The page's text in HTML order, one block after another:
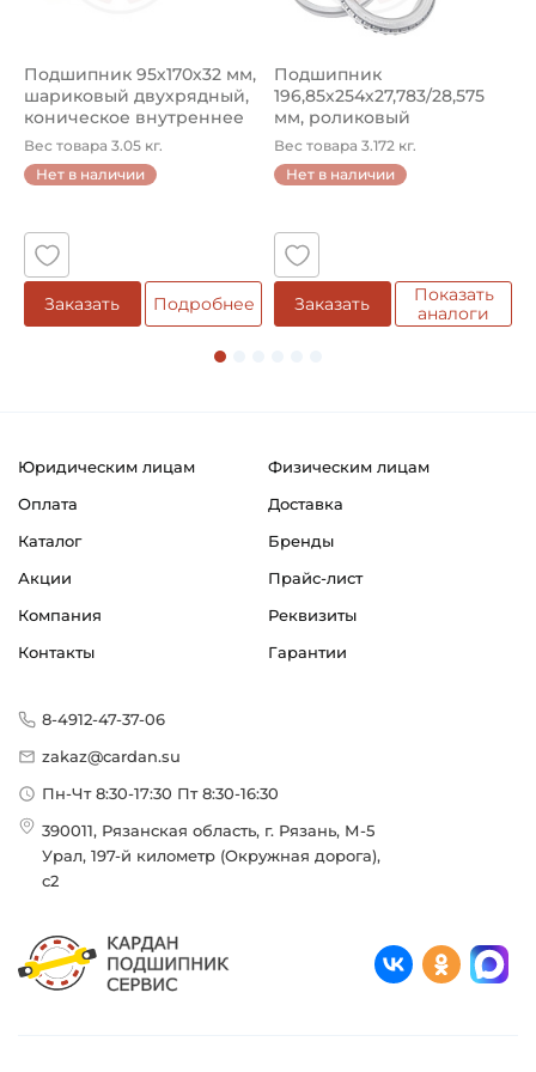
Вид уплотнения:
Уплотнение 2RS
Способ фиксации на вал:
Смазка:
Паз для смазки во внешнем кольце
Подшипник 95х170х32 мм,
шариковый двухрядный,
коническое внутреннее
кол...
Вес товара 3.05 кг.
Нет в наличии
Заказать Подробнее
Подшипник
196,85х254х27,783/28,575
мм, роликовый
однорядный конический
...
Вес товара 3.172 кг.
Нет в наличии
Заказать
Показать
аналоги
Юридическим лицам
Физическим лицам
Оплата
Доставка
Каталог
Бренды
Акции
Прайс-лист
Компания
Реквизиты
Контакты
Гарантии
8-4912-47-37-06
zakaz@cardan.su
Пн-Чт 8:30-17:30 Пт 8:30-16:30
390011, Рязанская область, г. Рязань, М-5
Урал, 197-й километр (Окружная дорога),
с2